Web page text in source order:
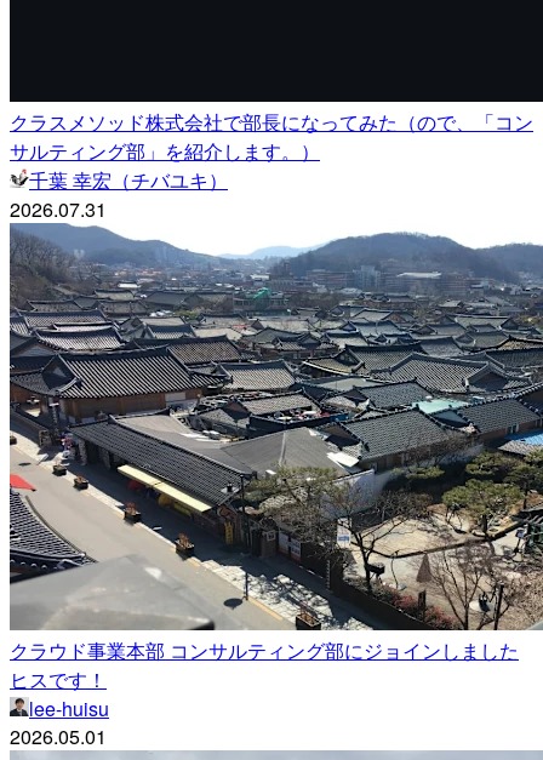
クラスメソッド株式会社で部長になってみた（ので、「コン
サルティング部」を紹介します。）
千葉 幸宏（チバユキ）
2026.07.31
クラウド事業本部 コンサルティング部にジョインしました
ヒスです！
lee-huisu
2026.05.01